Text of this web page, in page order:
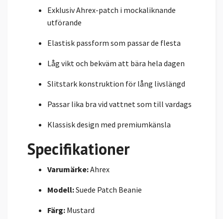
Exklusiv Ahrex-patch i mockaliknande
utförande
Elastisk passform som passar de flesta
Låg vikt och bekväm att bära hela dagen
Slitstark konstruktion för lång livslängd
Passar lika bra vid vattnet som till vardags
Klassisk design med premiumkänsla
Specifikationer
Varumärke:Ahrex
Modell:Suede Patch Beanie
Färg: Mustard